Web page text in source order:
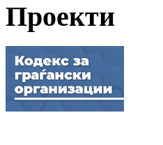
Проекти